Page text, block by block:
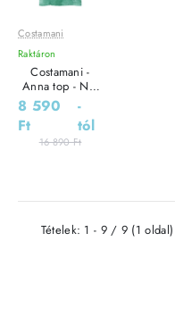
Leárazás
Outlet Ár
Costamani
Raktáron
Costamani -
Anna top - Női
blúz
8 590
Ft
-
tól
16 890 Ft
Tételek: 1 - 9 / 9 (1 oldal)